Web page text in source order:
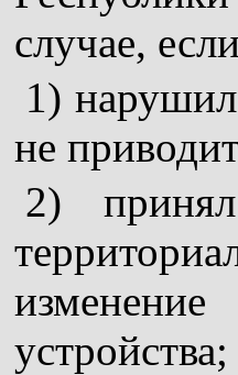
случае,
1)
не
2)
устройства;